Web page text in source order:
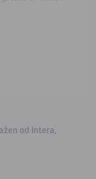
od Intera,